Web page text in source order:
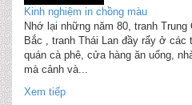
Kinh nghiệm in chồng màu
Nhớ lại những năm 80, tranh
Bắc , tranh Thái Lan đầy rẩy ở các
quán cà phê, cửa hàng ăn uống,
mà cảnh và...
Xem tiếp